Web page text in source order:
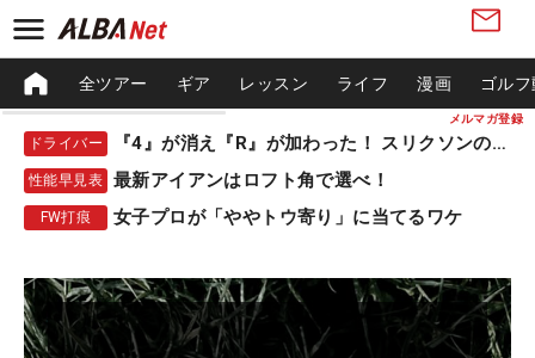
メルマガ登録
全ツアー ギア レッスン ライフ 漫画 ゴル
ドライバー 『4』が消え『R』が加わった！ スリクソンの新作
性能早見表 最新アイアンはロフト角で選べ！
FW打痕 女子プロが「ややトウ寄り」に当てるワケ